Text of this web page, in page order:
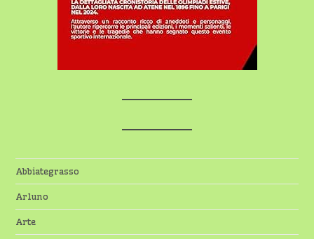
Abbiategrasso
Arluno
Arte